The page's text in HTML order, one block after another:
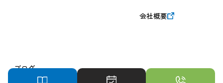
ブログ
会社概要